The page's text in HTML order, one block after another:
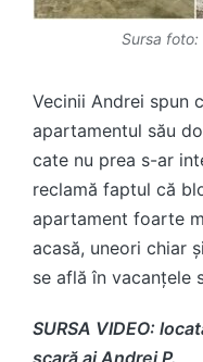
Sursa
Vecinii Andrei spun
apartamentul său
cate nu prea s-ar
reclamă faptul că
apartament foarte
acasă, uneori chiar
se află în vacanțele
SURSA VIDEO:
scară ai Andrei P.